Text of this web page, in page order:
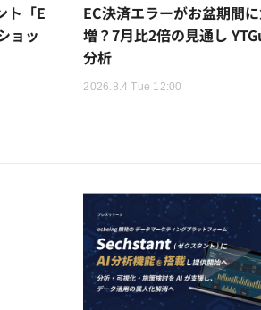
ト「E
ョッ
EC決済エラーがお盆期間
増？7月比2倍の見通し
分析
2026.8.4 Tue 12:00